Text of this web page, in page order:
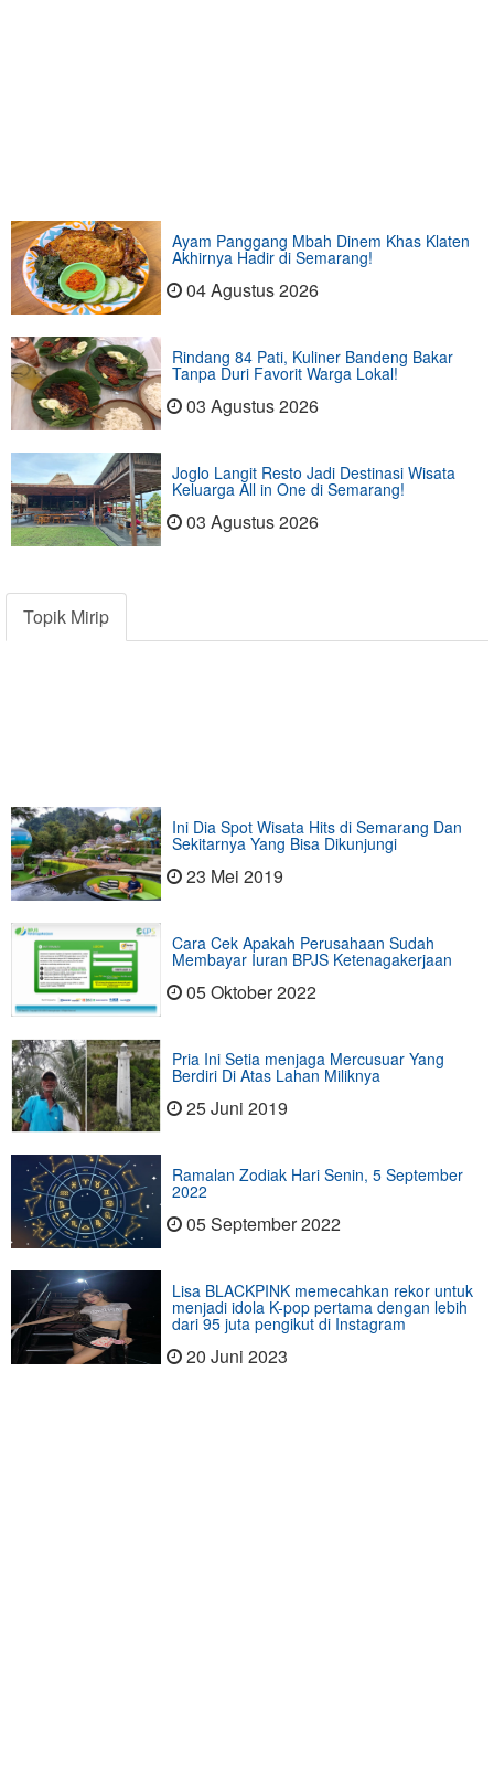
Ayam Panggang Mbah Dinem Khas Klaten
Akhirnya Hadir di Semarang!
04 Agustus 2026
Rindang 84 Pati, Kuliner Bandeng Bakar
Tanpa Duri Favorit Warga Lokal!
03 Agustus 2026
Joglo Langit Resto Jadi Destinasi Wisata
Keluarga All in One di Semarang!
03 Agustus 2026
Topik Mirip
Ini Dia Spot Wisata Hits di Semarang Dan
Sekitarnya Yang Bisa Dikunjungi
23 Mei 2019
Cara Cek Apakah Perusahaan Sudah
Membayar Iuran BPJS Ketenagakerjaan
05 Oktober 2022
Pria Ini Setia menjaga Mercusuar Yang
Berdiri Di Atas Lahan Miliknya
25 Juni 2019
Ramalan Zodiak Hari Senin, 5 September
2022
05 September 2022
Lisa BLACKPINK memecahkan rekor untuk
menjadi idola K-pop pertama dengan lebih
dari 95 juta pengikut di Instagram
20 Juni 2023